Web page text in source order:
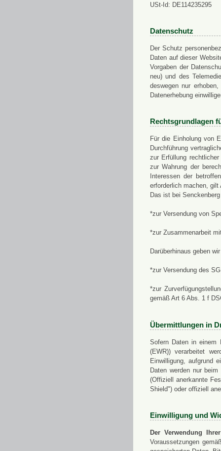
USt-Id: DE114235295
Datenschutz
Der Schutz
Daten auf dieser
Vorgaben der
neu) und des
deswegen nur
Datenerhebung
Rechtsgrundlagen
Für die Einholung von
Durchführung
zur Erfüllung
zur Wahrung der
Interessen der
erforderlich machen,
Das ist bei
*zur Versendung von
*zur Zusammenarbeit
Darüberhinaus geben
*zur Versendung des
*zur
gemäß Art 6 Abs. 1 f
Übermittlungen in
Sofern Daten in einem
(EWR)) verarbeitet
Einwilligung, aufgrund
Daten werden nur
(Offiziell anerkannte
Shield") oder offiziell
Einwilligung und
Der Verwendung
Voraussetzungen